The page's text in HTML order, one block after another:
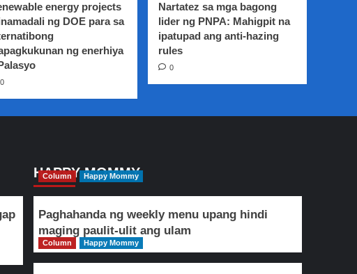
energy projects
ng DOE para sa
ng enerhiya
0
Nartatez sa mga bagong
lider ng PNPA: Mahigpit na
ipatupad ang anti-hazing
rules
0
HAPPY MOMMY
Column Happy Mommy
Paghahanda ng weekly menu upang hindi
maging paulit-ulit ang ulam
Column Happy Mommy